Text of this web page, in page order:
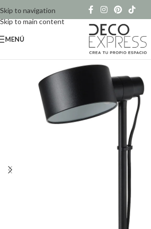
Skip to navigation
Skip to main content
MENÚ